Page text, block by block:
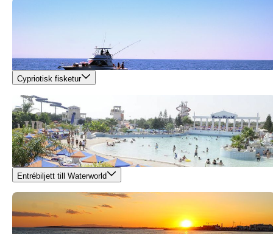
Cypriotisk fisketur
Entrébiljett till Waterworld